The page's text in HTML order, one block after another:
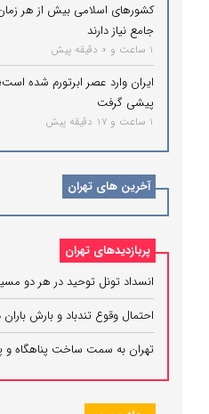
کشورهای اسلامی بیش از هر
جامع نیاز دارند
1 ساعت و 0 دقیقه پیش
ایران وارد عصر ابرتورم شده
پیشی گرفت
1 ساعت و 17 دقیقه پیش
آخرین های تهران
پربازدیدهای تهران
انسداد تونل توحید در هر دو
احتمال وقوع تندباد و بارش باران
تهران به سمت ساخت پناهگاه و